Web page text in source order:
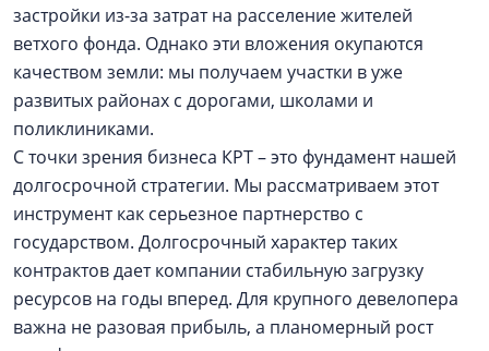
застройки из-за затрат на расселение жителей
ветхого фонда. Однако эти вложения окупаются
качеством земли: мы получаем участки в уже
развитых районах с дорогами, школами и
поликлиниками.
С точки зрения бизнеса КРТ – это фундамент нашей
долгосрочной стратегии. Мы рассматриваем этот
инструмент как серьезное партнерство с
государством. Долгосрочный характер таких
контрактов дает компании стабильную загрузку
ресурсов на годы вперед. Для крупного девелопера
важна не разовая прибыль, а планомерный рост